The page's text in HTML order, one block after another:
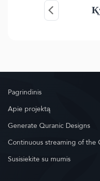
Pagrindinis
Apie projektą
Generate Quranic Designs
Continuous streaming of the
Susisiekite su mumis